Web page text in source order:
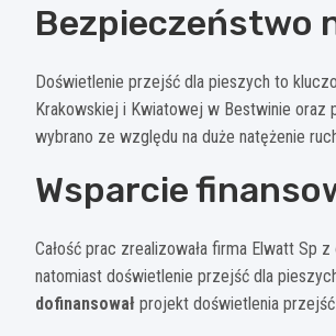
Bezpieczeństwo
Doświetlenie przejść dla pieszych to
Krakowskiej i Kwiatowej w Bestwinie oraz
wybrano ze względu na duże natężenie
Wsparcie
Całość prac zrealizowała firma Elwatt Sp
natomiast doświetlenie przejść dla
dofinansował projekt doświetlenia